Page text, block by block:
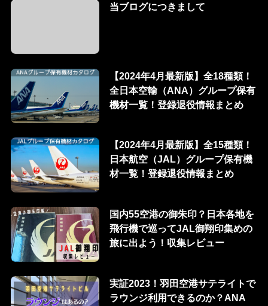
当ブログにつきまして
【2024年4月最新版】全18種類！
全日本空輸（ANA）グループ保有
機材一覧！登録退役情報まとめ
【2024年4月最新版】全15種類！
日本航空（JAL）グループ保有機
材一覧！登録退役情報まとめ
国内55空港の御朱印？日本各地を
飛行機で巡ってJAL御翔印集めの
旅に出よう！収集レビュー
実証2023！羽田空港サテライトで
ラウンジ利用できるのか？ANA